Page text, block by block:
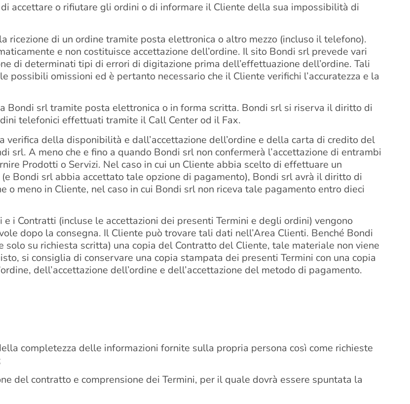
accettare o rifiutare gli ordini o di informare il Cliente della sua impossibilità di
di un ordine tramite posta elettronica o altro mezzo (incluso il telefono).
e non costituisce accettazione dell’ordine. Il sito Bondi srl prevede vari
di determinati tipi di errori di digitazione prima dell’effettuazione dell’ordine. Tali
omissioni ed è pertanto necessario che il Cliente verifichi l’accuratezza e la
Bondi srl tramite posta elettronica o in forma scritta. Bondi srl si riserva il diritto di
telefonici effettuati tramite il Call Center od il Fax.
della disponibilità e dall’accettazione dell’ordine e della carta di credito del
A meno che e fino a quando Bondi srl non confermerà l’accettazione di entrambi
Prodotti o Servizi. Nel caso in cui un Cliente abbia scelto di effettuare un
Bondi srl abbia accettato tale opzione di pagamento), Bondi srl avrà il diritto di
o meno in Cliente, nel caso in cui Bondi srl non riceva tale pagamento entro dieci
i Contratti (incluse le accettazioni dei presenti Termini e degli ordini) vengono
dopo la consegna. Il Cliente può trovare tali dati nell’Area Clienti. Benché Bondi
su richiesta scritta) una copia del Contratto del Cliente, tale materiale non viene
si consiglia di conservare una copia stampata dei presenti Termini con una copia
dell’accettazione dell’ordine e dell’accettazione del metodo di pagamento.
completezza delle informazioni fornite sulla propria persona così come richieste
del contratto e comprensione dei Termini, per il quale dovrà essere spuntata la